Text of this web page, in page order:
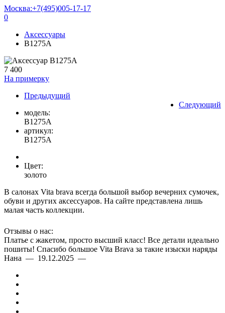
Москва:+7(495)005-17-17
0
Аксессуары
B1275A
7 400
На примерку
Предыдущий
Следующий
модель:
B1275A
артикул:
B1275A
Цвет:
золото
В салонах Vita brava всегда большой выбор вечерних сумочек,
обуви и других аксессуаров. На сайте представлена лишь
малая часть коллекции.
Отзывы о нас:
Платье с жакетом, просто высший класс! Все детали идеально
пошиты! Спасибо большое Vita Brava за такие изыски наряды
Нана — 19.12.2025 —